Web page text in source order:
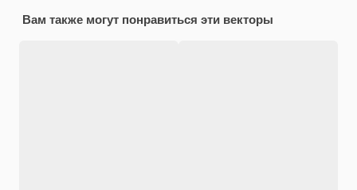
Вам также могут понравиться эти векторы